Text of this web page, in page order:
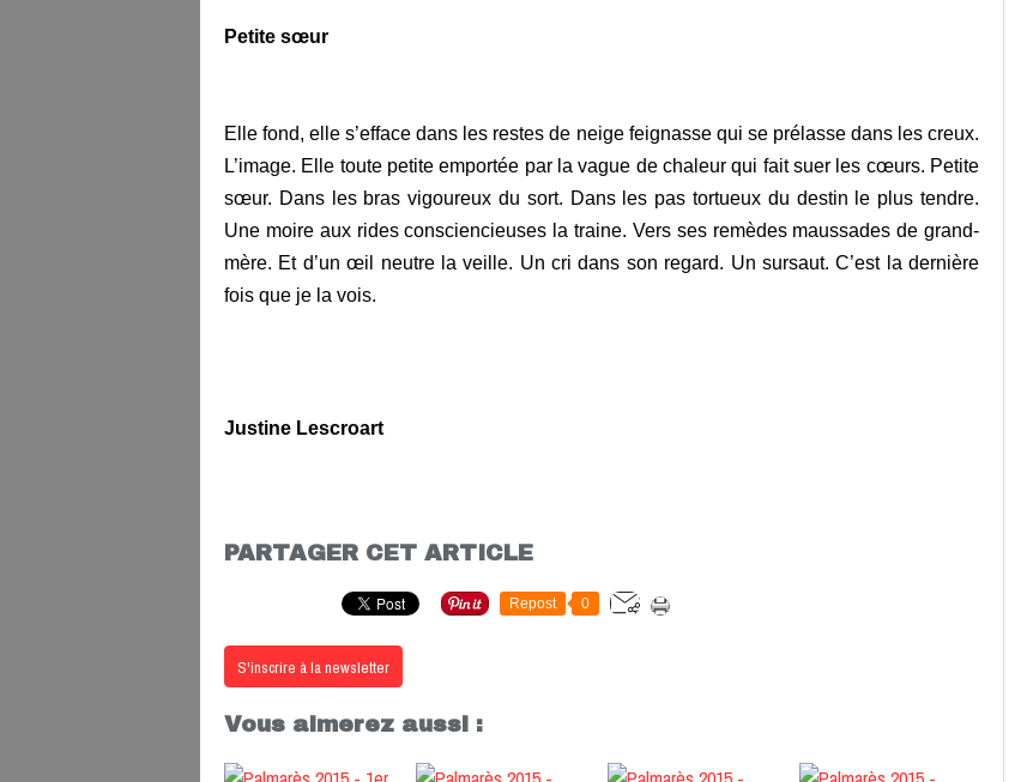
Petite sœur
Elle fond, elle s’efface dans les restes de neige feignasse qui se prélasse dans les creux.
L’image. Elle toute petite emportée par la vague de chaleur qui fait suer les cœurs. Petite
sœur. Dans les bras vigoureux du sort. Dans les pas tortueux du destin le plus tendre.
Une moire aux rides consciencieuses la traine. Vers ses remèdes maussades de grand-
mère. Et d’un œil neutre la veille. Un cri dans son regard. Un sursaut. C’est la dernière
fois que je la vois.
Justine Lescroart
PARTAGER CET ARTICLE
Repost 0
S'inscrire à la newsletter
Vous aimerez aussi :